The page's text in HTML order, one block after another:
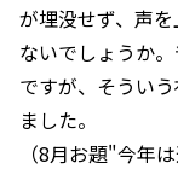
が埋没せず、声
ないでしょうか
ですが、そうい
ました。
（8月お題"今年